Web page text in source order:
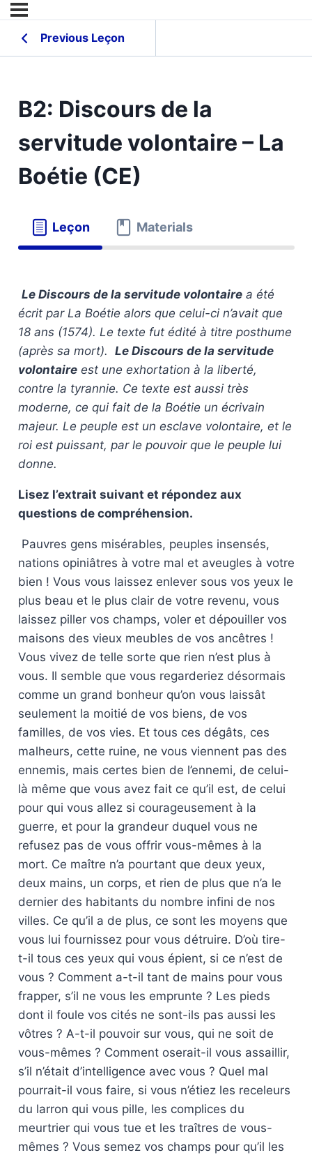
Previous Leçon
B2: Discours de la
servitude volontaire – La
Boétie (CE)
Leçon Materials
Le Discours de la servitude volontairea été
écrit par La Boétie alors que celui-ci n’avait que
18 ans (1574). Le texte fut édité à titre posthume
(après sa mort). Le Discours de la servitude
volontaireest une exhortation à la liberté,
contre la tyrannie. Ce texte est aussi très
moderne, ce qui fait de la Boétie un écrivain
majeur. Le peuple est un esclave volontaire, et le
roi est puissant, par le pouvoir que le peuple lui
donne.
Lisez l’extrait suivant et répondez aux
questions de compréhension.
Pauvres gens misérables, peuples insensés,
nations opiniâtres à votre mal et aveugles à votre
bien ! Vous vous laissez enlever sous vos yeux le
plus beau et le plus clair de votre revenu, vous
laissez piller vos champs, voler et dépouiller vos
maisons des vieux meubles de vos ancêtres !
Vous vivez de telle sorte que rien n’est plus à
vous. Il semble que vous regarderiez désormais
comme un grand bonheur qu’on vous laissât
seulement la moitié de vos biens, de vos
familles, de vos vies. Et tous ces dégâts, ces
malheurs, cette ruine, ne vous viennent pas des
ennemis, mais certes bien de l’ennemi, de celui-
là même que vous avez fait ce qu’il est, de celui
pour qui vous allez si courageusement à la
guerre, et pour la grandeur duquel vous ne
refusez pas de vous offrir vous-mêmes à la
mort. Ce maître n’a pourtant que deux yeux,
deux mains, un corps, et rien de plus que n’a le
dernier des habitants du nombre infini de nos
villes. Ce qu’il a de plus, ce sont les moyens que
vous lui fournissez pour vous détruire. D’où tire-
t-il tous ces yeux qui vous épient, si ce n’est de
vous ? Comment a-t-il tant de mains pour vous
frapper, s’il ne vous les emprunte ? Les pieds
dont il foule vos cités ne sont-ils pas aussi les
vôtres ? A-t-il pouvoir sur vous, qui ne soit de
vous-mêmes ? Comment oserait-il vous assaillir,
s’il n’était d’intelligence avec vous ? Quel mal
pourrait-il vous faire, si vous n’étiez les receleurs
du larron qui vous pille, les complices du
meurtrier qui vous tue et les traîtres de vous-
mêmes ? Vous semez vos champs pour qu’il les